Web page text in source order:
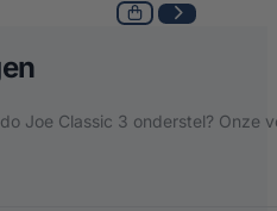
Joe Classic 3 onderstel? Onze